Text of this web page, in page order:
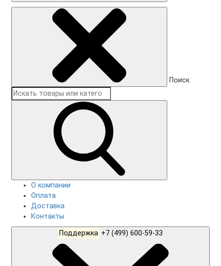
Поиск
О компании
Оплата
Доставка
Контакты
Поддержка